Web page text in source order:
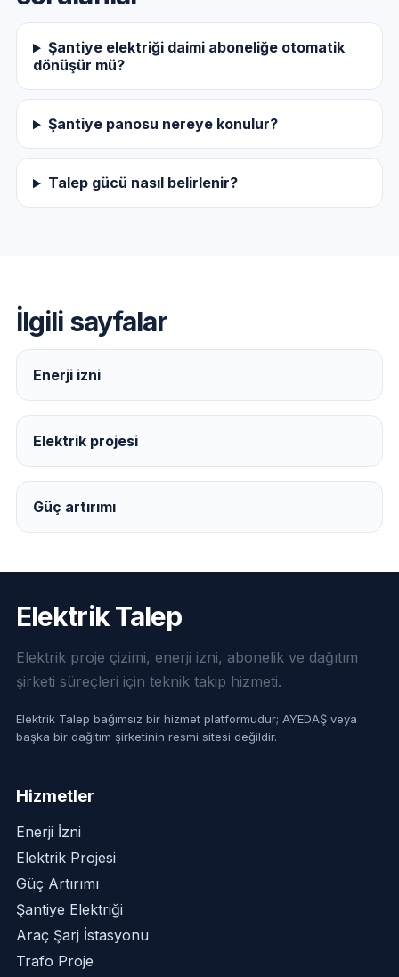
Şantiye elektriği daimi aboneliğe otomatik
dönüşür mü?
Şantiye panosu nereye konulur?
Talep gücü nasıl belirlenir?
İlgili sayfalar
Enerji izni
Elektrik projesi
Güç artırımı
Elektrik Talep
Elektrik proje çizimi, enerji izni, abonelik ve dağıtım
şirketi süreçleri için teknik takip hizmeti.
Elektrik Talep bağımsız bir hizmet platformudur; AYEDAŞ veya
başka bir dağıtım şirketinin resmi sitesi değildir.
Hizmetler
Enerji İzni
Elektrik Projesi
Güç Artırımı
Şantiye Elektriği
Araç Şarj İstasyonu
Trafo Proje